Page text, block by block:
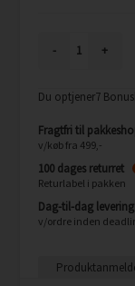
- +
Du optjener7
Fragtfri til
v/køb fra 499,-
100 dages returret
Returlabel i pakken
Dag-til-dag levering
v/ordre inden